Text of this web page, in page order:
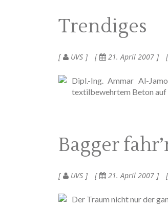
Trendiges
UVS 21. April 2007
Dipl.-Ing. Ammar Al-
textilbewehrtem Beton auf
Bagger
UVS 21. April 2007
Der Traum nicht nur der